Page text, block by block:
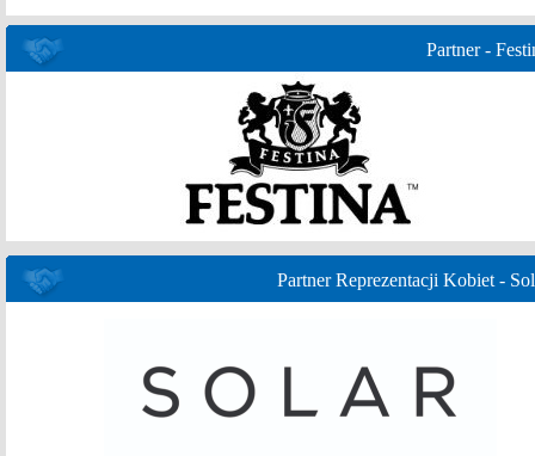
Partner -
Partner Reprezentacji Kobiet -